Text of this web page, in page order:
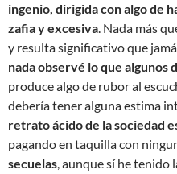
ingenio, dirigida con algo de
zafia y excesiva. Nada más
y resulta significativo que
nada observé lo que algunos
produce algo de rubor al
debería tener alguna estima
retrato ácido de la sociedad
pagando en taquilla con
secuelas, aunque sí he tenido